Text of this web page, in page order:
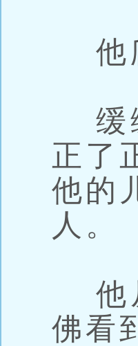
他
缓
正了
他的
人。
他
佛看